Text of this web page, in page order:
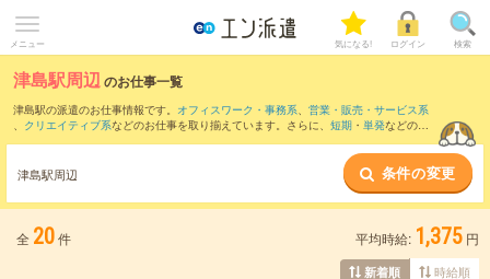
メニュー 気になる! ログイン 検索
津島駅周辺のお仕事一覧
津島駅の派遣のお仕事情報です。 オフィスワーク・事務系、 営業・販売・サービス系
、 クリエイティブ系などのお仕事を取り揃えています。さらに、 短期 ・ 単発などの期
また、桑名駅
など近隣駅のお仕事もご確認
いただけます。
津島駅周辺 条件の変更
全 20件 平均時給: 1,375 円
新着順 時給順